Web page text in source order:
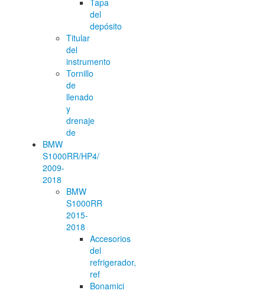
del
depósito
Titular
del
instrumento
Tornillo
de
llenado
y
drenaje
de
BMW
S1000RR/HP4/
2009-
2018
BMW
S1000RR
2015-
2018
Accesorios
del
refrigerador,
ref
Bonamici